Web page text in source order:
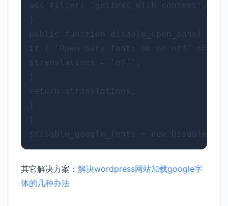
add_filter( 'gettext_with_context',
}
public function disable_open_sans(
if ( 'Open Sans font: on or off' ==
$translations = 'off';
}
return $translations;
}
}
其它解决方案： 解决wordpress网站加载google字
体的几种办法